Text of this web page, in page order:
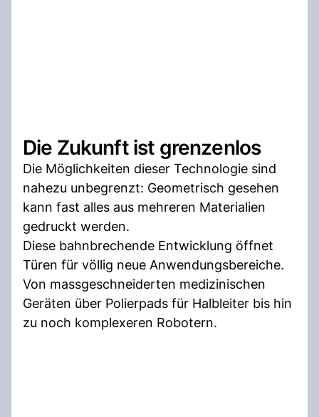
Die Zukunft ist grenzenlos
Die Möglichkeiten dieser Technologie sind
nahezu unbegrenzt: Geometrisch gesehen
kann fast alles aus mehreren Materialien
gedruckt werden.
Diese bahnbrechende Entwicklung öffnet
Türen für völlig neue Anwendungsbereiche.
Von massgeschneiderten medizinischen
Geräten über Polierpads für Halbleiter bis hin
zu noch komplexeren Robotern.